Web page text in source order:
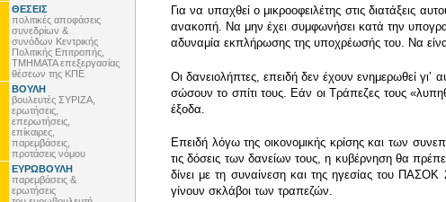
ΘΕΣΕΙΣ
πολιτικές αποφάσεις
συνεδρίων &
συνόδων Κεντρικής
Πολιτικής Επιτροπής,
ΤΜΗΜΑΤΑ επεξεργασίας
θέσεων της ΚΠΕ
ΒΟΥΛΗ
βουλευτές ΣΥΡΙΖΑ,
ερωτήσεις,
επερωτήσεις,
επίκαιρες,
παρεμβάσεις,
προτάσεις νόμου
ΕΥΡΩΒΟΥΛΗ
παρεμβάσεις &
ερωτήσεις
Για να υπαχθεί ο μικροοφειλέτης στις διατάξεις
ανακοπή. Να μην έχει συμφωνήσει κατά την
αδυναμία εκπλήρωσης της υποχρέωσής του. Να
Oι δανειολήπτες, επειδή δεν έχουν ενημερωθεί
σώσουν το σπίτι τους. Εάν οι Τράπεζες τους
έξοδα.
Επειδή λόγω της οικονομικής κρίσης και των
τις δόσεις των δανείων τους, η κυβέρνηση θα
δίνει με τη συναίνεση και της ηγεσίας του
γίνουν σκλάβοι των τραπεζών.